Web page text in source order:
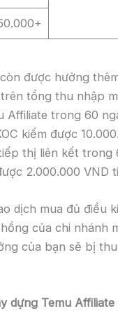
được hưởng
tổng thu nhập
Affiliate trong 60
kiếm được
thị liên kết trong
2.000.000 VND
dịch mua đủ điều
của chi nhánh
của bạn sẽ bị
dựng Temu